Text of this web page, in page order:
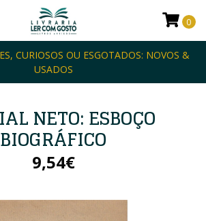
CURIOSOS OU ESGOTADOS: NOVOS &
USADOS
0
NETO: ESBOÇO
BIOGRÁFICO
9,54€